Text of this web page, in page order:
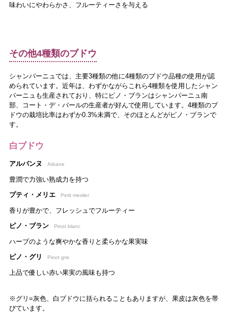
味わいにやわらかさ、フルーティーさを与える
その他4種類のブドウ
シャンパーニュでは、主要3種類の他に4種類のブドウ品種の使用が認
められています。近年は、わずかながらこれら4種類を使用したシャン
パーニュも生産されており、特にピノ・ブランはシャンパーニュ南
部、コート・デ・バールの生産者が好んで使用しています。4種類のブ
ドウの栽培比率はわずか0.3%未満で、そのほとんどがピノ・ブランで
す。
白ブドウ
アルバンヌ Arbane
豊潤で力強い熟成力を持つ
プティ・メリエ
Petit meslier
香りが豊かで、フレッシュでフルーティー
ピノ・ブラン
Pinot blanc
ハーブのような爽やかな香りと柔らかな果実味
ピノ・グリ
Pinot gris
上品で優しい赤い果実の風味も持つ
※グリ=灰色、白ブドウに括られることもありますが、果皮は灰色を帯
びています。